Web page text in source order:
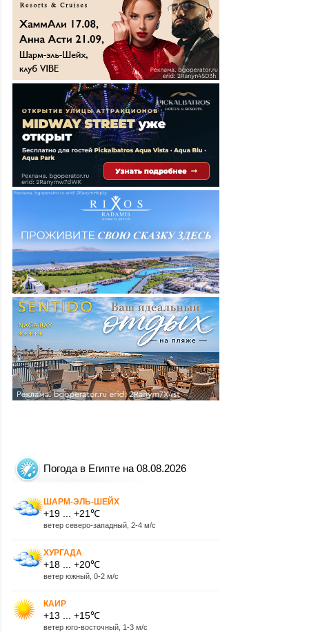
Погода в Египте на 08.08.2026
ШАРМ-ЭЛЬ-ШЕЙХ
+19 ... +21℃
ветер северо-западный, 2-4 м/с
ХУРГАДА
+18 ... +20℃
ветер южный, 0-2 м/с
КАИР
+13 ... +15℃
ветер юго-восточный, 1-3 м/с